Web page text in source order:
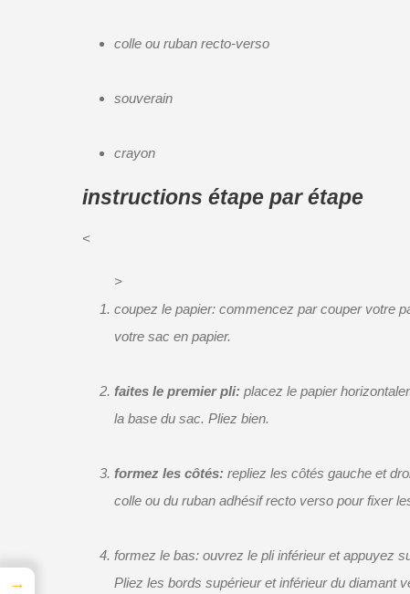
colle ou ruban recto-verso
souverain
crayon
instructions étape par étape
<
>
coupez le papier: commencez par couper votre
votre sac en papier.
faites le premier pli: placez le papier
la base du sac. Pliez bien.
formez les côtés: repliez les côtés gauche et
colle ou du ruban adhésif recto verso pour fixer
formez le bas: ouvrez le pli inférieur et appuyez
Pliez les bords supérieur et inférieur du diamant
→